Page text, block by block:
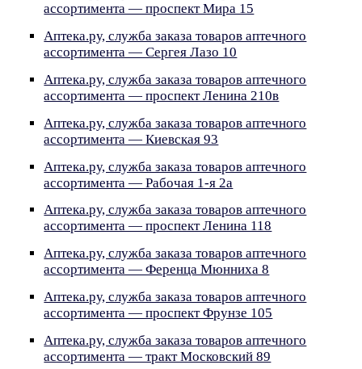
ассортимента — проспект Мира 15
Аптека.ру, служба заказа товаров аптечного
ассортимента — Сергея Лазо 10
Аптека.ру, служба заказа товаров аптечного
ассортимента — проспект Ленина 210в
Аптека.ру, служба заказа товаров аптечного
ассортимента — Киевская 93
Аптека.ру, служба заказа товаров аптечного
ассортимента — Рабочая 1-я 2а
Аптека.ру, служба заказа товаров аптечного
ассортимента — проспект Ленина 118
Аптека.ру, служба заказа товаров аптечного
ассортимента — Ференца Мюнниха 8
Аптека.ру, служба заказа товаров аптечного
ассортимента — проспект Фрунзе 105
Аптека.ру, служба заказа товаров аптечного
ассортимента — тракт Московский 89